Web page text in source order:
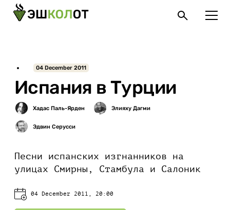
Испания в Турции
04 December 2011
Песни испанских изгнанников на
улицах Смирны, Стамбула и Салоник
04 December 2011, 20:00